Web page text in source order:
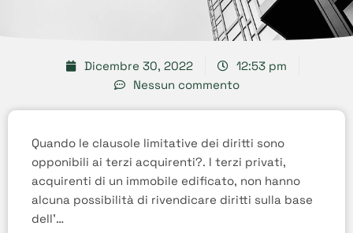
Dicembre 30, 2022
12:53 pm
Nessun commento
Quando le clausole limitative dei diritti sono
opponibili ai terzi acquirenti?. I terzi privati,
acquirenti di un immobile edificato, non hanno
alcuna possibilità di rivendicare diritti sulla base
dell’…